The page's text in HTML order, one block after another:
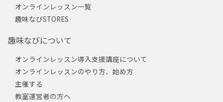
オンラインレッスン一覧
趣味なびSTORES
趣味なびについて
オンラインレッスン導入支援講座について
オンラインレッスンのやり方、始め方
主催する
教室運営者の方へ